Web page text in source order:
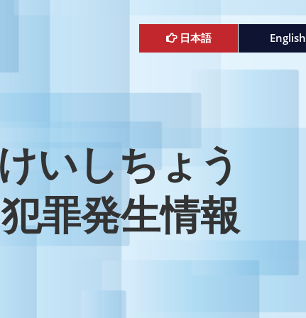
日本語 English
いしちょう
犯罪発生情報